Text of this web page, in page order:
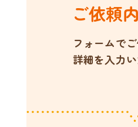
ご依頼
フォームで
詳細を入力